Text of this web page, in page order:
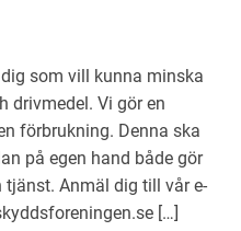
som vill kunna minska
drivmedel. Vi gör en
förbrukning. Denna ska
på egen hand både gör
Anmäl dig till vår e-
[…]